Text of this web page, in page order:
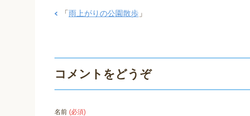
「 雨上がりの公園散歩 」
コメントをどうぞ
名前 (必須)